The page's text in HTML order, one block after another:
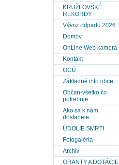
KRUŽLOVSKÉ
REKORDY
Vývoz odpadu 2026
Domov
OnLine Web kamera
Kontakt
OCÚ
Základné info obce
Občan-všetko čo
potrebuje
Ako sa k nám
dostanete
ÚDOLIE SMRTI
Fotogaléria
Archív
GRANTY A DOTÁCIE